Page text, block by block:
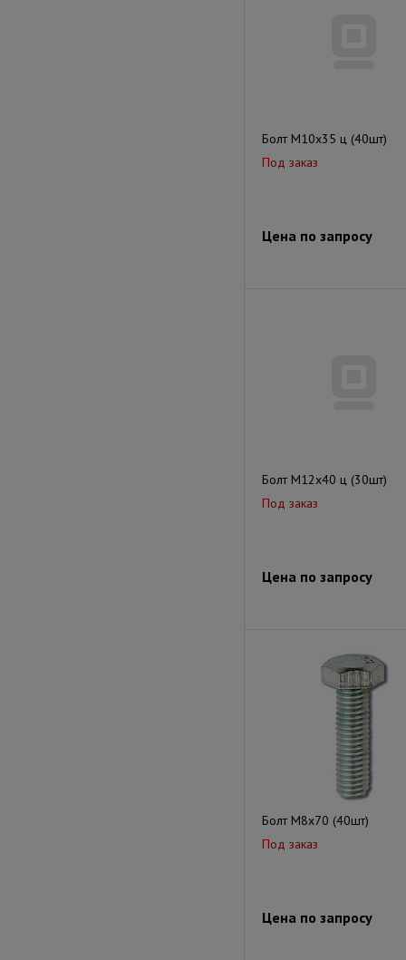
Болт М10х35 ц (40шт)
Под заказ
Цена по запросу
Болт М12х40 ц (30шт)
Под заказ
Цена по запросу
Болт М8х70 (40шт)
Под заказ
Цена по запросу